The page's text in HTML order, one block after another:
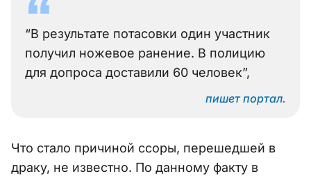
“В результате потасовки один участник
получил ножевое ранение. В полицию
для допроса доставили 60 человек”,
пишет портал.
Что стало причиной ссоры, перешедшей в
драку, не известно. По данному факту в